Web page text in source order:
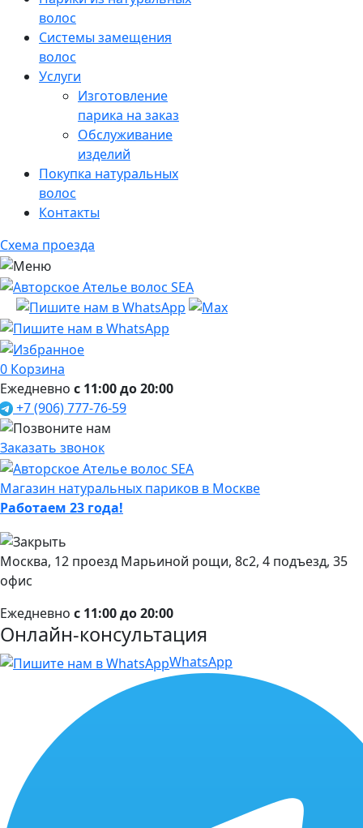
волос
Системы замещения
волос
Услуги
Изготовление
парика на заказ
Обслуживание
изделий
Покупка натуральных
волос
Контакты
Схема проезда
0 Корзина
Ежедневно с 11:00 до 20:00
+7 (906) 777-76-59
Заказать звонок
Магазин натуральных париков в Москве
Работаем 23 года!
Москва, 12 проезд Марьиной рощи, 8с2, 4 подъезд, 35
офис
Ежедневно с 11:00 до 20:00
Онлайн-консультация
WhatsApp